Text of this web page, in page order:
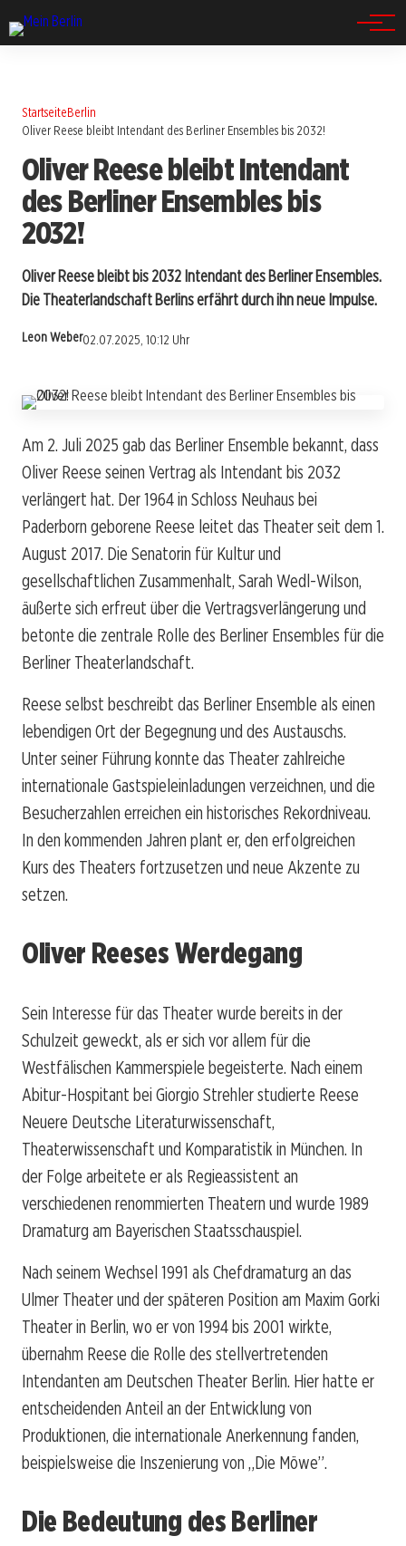
StartseiteBerlin
Oliver Reese bleibt Intendant des Berliner Ensembles bis 2032!
Oliver Reese bleibt Intendant
des Berliner Ensembles bis
2032!
Oliver Reese bleibt bis 2032 Intendant des Berliner Ensembles.
Die Theaterlandschaft Berlins erfährt durch ihn neue Impulse.
Leon Weber02.07.2025, 10:12 Uhr
Am 2. Juli 2025 gab das Berliner Ensemble bekannt, dass
Oliver Reese seinen Vertrag als Intendant bis 2032
verlängert hat. Der 1964 in Schloss Neuhaus bei
Paderborn geborene Reese leitet das Theater seit dem 1.
August 2017. Die Senatorin für Kultur und
gesellschaftlichen Zusammenhalt, Sarah Wedl-Wilson,
äußerte sich erfreut über die Vertragsverlängerung und
betonte die zentrale Rolle des Berliner Ensembles für die
Berliner Theaterlandschaft.
Reese selbst beschreibt das Berliner Ensemble als einen
lebendigen Ort der Begegnung und des Austauschs.
Unter seiner Führung konnte das Theater zahlreiche
internationale Gastspieleinladungen verzeichnen, und die
Besucherzahlen erreichen ein historisches Rekordniveau.
In den kommenden Jahren plant er, den erfolgreichen
Kurs des Theaters fortzusetzen und neue Akzente zu
setzen.
Oliver Reeses Werdegang
Sein Interesse für das Theater wurde bereits in der
Schulzeit geweckt, als er sich vor allem für die
Westfälischen Kammerspiele begeisterte. Nach einem
Abitur-Hospitant bei Giorgio Strehler studierte Reese
Neuere Deutsche Literaturwissenschaft,
Theaterwissenschaft und Komparatistik in München. In
der Folge arbeitete er als Regieassistent an
verschiedenen renommierten Theatern und wurde 1989
Dramaturg am Bayerischen Staatsschauspiel.
Nach seinem Wechsel 1991 als Chefdramaturg an das
Ulmer Theater und der späteren Position am Maxim Gorki
Theater in Berlin, wo er von 1994 bis 2001 wirkte,
übernahm Reese die Rolle des stellvertretenden
Intendanten am Deutschen Theater Berlin. Hier hatte er
entscheidenden Anteil an der Entwicklung von
Produktionen, die internationale Anerkennung fanden,
beispielsweise die Inszenierung von „Die Möwe”.
Die Bedeutung des Berliner